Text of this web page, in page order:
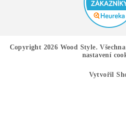
Copyright 2026 Wood Style.
nastavení
Vytvořil